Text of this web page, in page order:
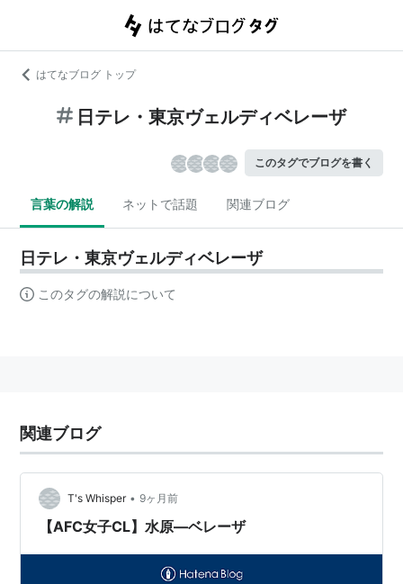
はてなブログ トップ
日テレ・東京ヴェルディベレーザ
このタグでブログを書く
言葉の解説 ネットで話題 関連ブログ
日テレ・東京ヴェルディベレーザ
このタグの解説について
関連ブログ
T's Whisper • 9ヶ月前
【AFC女子CL】水原―ベレーザ